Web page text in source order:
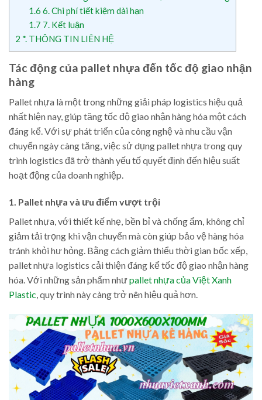
1.6 6. Chi phí tiết kiệm dài hạn
1.7 7. Kết luận
2 *. THÔNG TIN LIÊN HỆ
Tác động của pallet nhựa đến tốc độ giao nhận
hàng
Pallet nhựa là một trong những giải pháp logistics hiệu quả
nhất hiện nay, giúp tăng tốc độ giao nhận hàng hóa một cách
đáng kể. Với sự phát triển của công nghệ và nhu cầu vận
chuyển ngày càng tăng, việc sử dụng pallet nhựa trong quy
trình logistics đã trở thành yếu tố quyết định đến hiệu suất
hoạt động của doanh nghiệp.
1. Pallet nhựa và ưu điểm vượt trội
Pallet nhựa, với thiết kế nhẹ, bền bỉ và chống ẩm, không chỉ
giảm tải trọng khi vận chuyển mà còn giúp bảo vệ hàng hóa
tránh khỏi hư hỏng. Bằng cách giảm thiểu thời gian bốc xếp,
pallet nhựa logistics cải thiện đáng kể tốc độ giao nhận hàng
hóa. Với những sản phẩm nhưpallet nhựa của Việt Xanh
Plastic, quy trình này càng trở nên hiệu quả hơn.